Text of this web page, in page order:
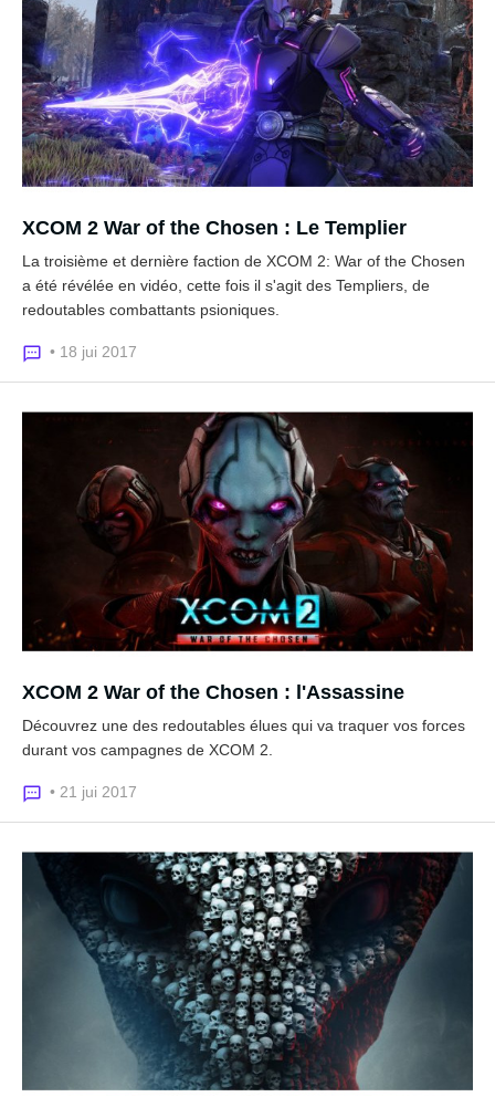
XCOM 2 War of the Chosen : Le Templier
La troisième et dernière faction de XCOM 2: War of the Chosen
a été révélée en vidéo, cette fois il s'agit des Templiers, de
redoutables combattants psioniques.
• 18 jui 2017
XCOM 2 War of the Chosen : l'Assassine
Découvrez une des redoutables élues qui va traquer vos forces
durant vos campagnes de XCOM 2.
• 21 jui 2017